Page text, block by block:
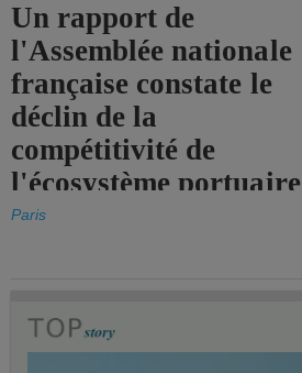
Un rapport de
l'Assemblée nationale
française constate le
déclin de la
compétitivité de
l'écosystème portuaire
de l'État.
Paris